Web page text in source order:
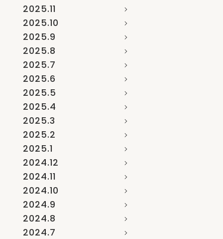
2025.11
2025.10
2025.9
2025.8
2025.7
2025.6
2025.5
2025.4
2025.3
2025.2
2025.1
2024.12
2024.11
2024.10
2024.9
2024.8
2024.7